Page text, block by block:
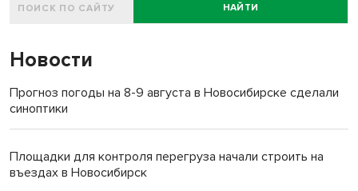
НАЙТИ
Новости
Прогноз погоды на 8-9 августа в Новосибирске сделали
синоптики
Площадки для контроля перегруза начали строить на
въездах в Новосибирск